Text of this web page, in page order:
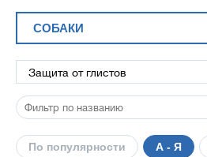
СОБАКИ
По популярности А - Я